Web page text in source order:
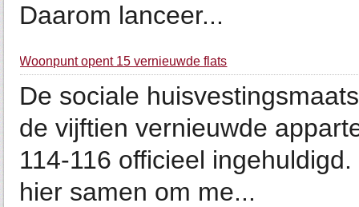
Daarom lanceer...
Woonpunt opent 15 vernieuwde flats
De sociale
de vijftien vernieuwde
114-116 officieel
hier samen om me...